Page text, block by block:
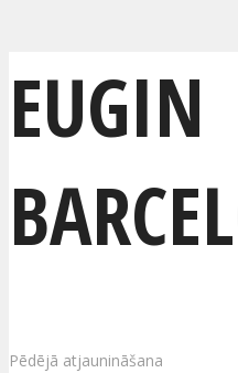
EUGIN
Pēdējā atjaunināšana